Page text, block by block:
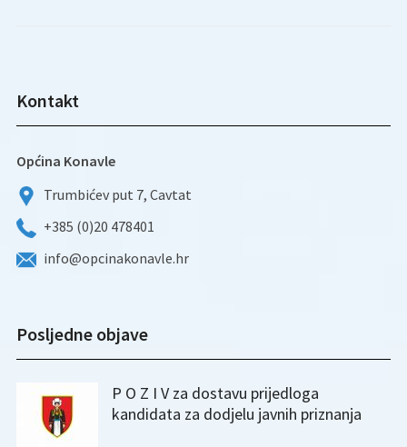
Kontakt
Općina Konavle
Trumbićev put 7, Cavtat
+385 (0)20 478401
info@opcinakonavle.hr
Posljedne objave
P O Z I V za dostavu prijedloga
kandidata za dodjelu javnih priznanja